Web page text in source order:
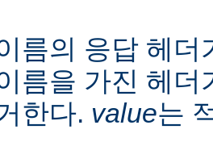
름의 응답 헤
름을 가진 헤
한다. value는